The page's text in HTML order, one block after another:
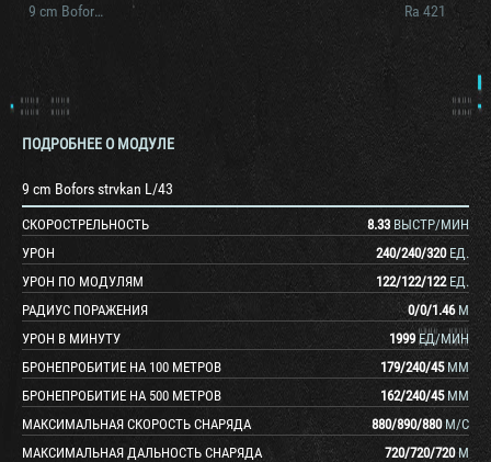
9 cm Bofors strvkan L/53 Ra 421
ПОДРОБНЕЕ О МОДУЛЕ
9 cm Bofors strvkan L/43
СКОРОСТРЕЛЬНОСТЬ 8.33 ВЫСТР/МИН
УРОН
240/240/320 ЕД.
УРОН ПО МОДУЛЯМ
122/122/122 ЕД.
РАДИУС ПОРАЖЕНИЯ
0/0/1.46 М
УРОН В МИНУТУ
1999 ЕД/МИН
БРОНЕПРОБИТИЕ НА 100 МЕТРОВ
179/240/45 ММ
БРОНЕПРОБИТИЕ НА 500 МЕТРОВ
162/240/45 ММ
МАКСИМАЛЬНАЯ СКОРОСТЬ СНАРЯДА
880/890/880 М/С
МАКСИМАЛЬНАЯ ДАЛЬНОСТЬ СНАРЯДА
720/720/720 М